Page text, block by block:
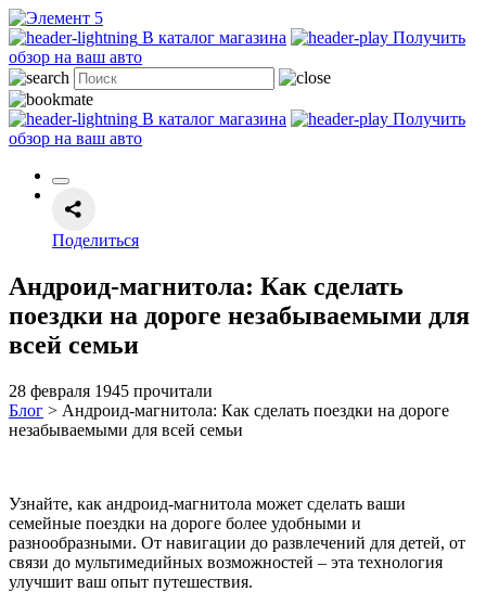
В каталог магазина
Получить
обзор на ваш авто
В каталог магазина
Получить
обзор на ваш авто
Поделиться
Андроид-магнитола: Как сделать
поездки на дороге незабываемыми для
всей семьи
28 февраля 1945 прочитали
Блог > Андроид-магнитола: Как сделать поездки на дороге
незабываемыми для всей семьи
Узнайте, как андроид-магнитола может сделать ваши
семейные поездки на дороге более удобными и
разнообразными. От навигации до развлечений для детей, от
связи до мультимедийных возможностей – эта технология
улучшит ваш опыт путешествия.